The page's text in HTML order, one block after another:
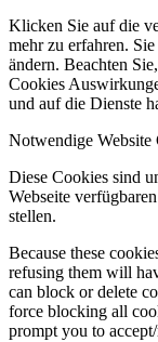
Klicken Sie auf die
mehr zu erfahren.
ändern. Beachten
Cookies
und auf die Dienste
Notwendige Website
Diese Cookies sind
Webseite
stellen.
Because these
refusing them will
can block or delete
force blocking all
prompt you to